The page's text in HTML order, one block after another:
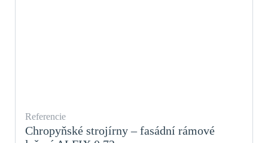
Referencie
Chropyňské strojírny – fasádní rámové